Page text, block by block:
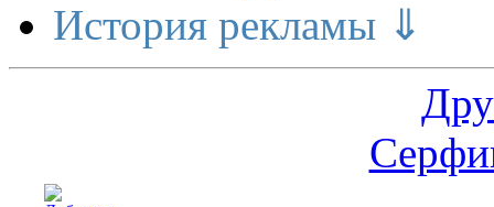
История рекламы ⇓